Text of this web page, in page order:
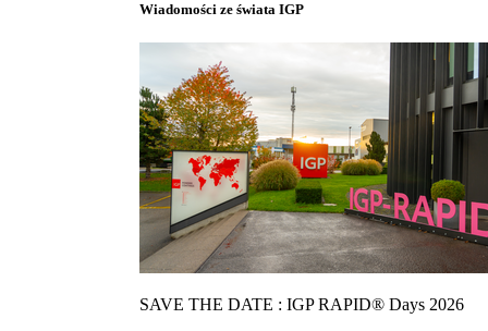
Wiadomości ze świata IGP
SAVE THE DATE : IGP RAPID® Days 2026